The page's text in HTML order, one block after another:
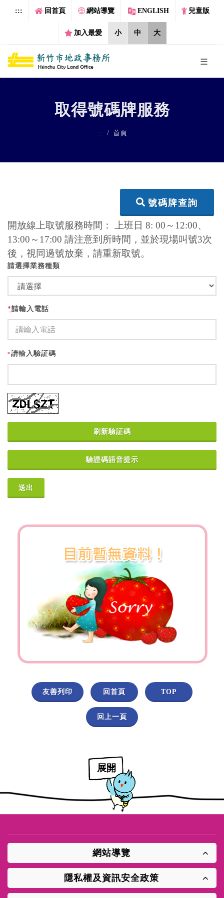
跳到主要內容區塊
::: 回首頁 網站導覽 ENGLISH 兒童版
加入最愛 小 中 大
取得號碼牌服務
::: 首頁
號碼牌查詢
開放線上取號服務時間： 上班日 8: 00～12:00、
13:00～17:00 請注意到所時間，並於現場叫號3次
後，視同過號放棄，請重新取號。
請選擇業務種類
*請輸入電話
*請輸入驗証碼
刷新驗証碼
驗證碼語音提示
友善列印 回首頁 TOP
回上一頁
展開
網站導覽
隱私權及資訊安全政策